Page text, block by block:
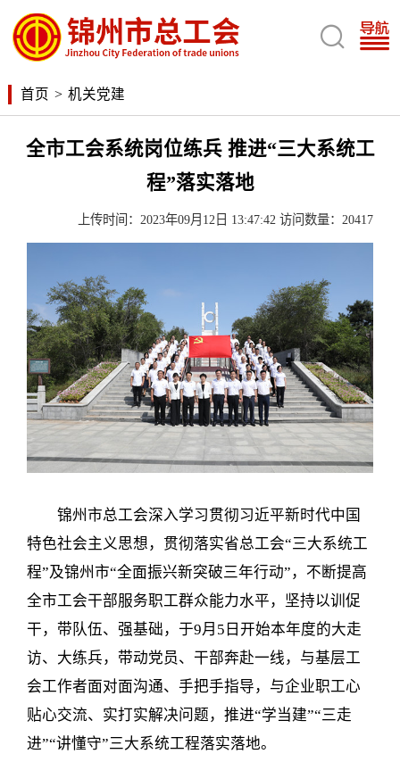

首页 > 机关党建
全市工会系统岗位练兵 推进“三大系统工
程”落实落地
上传时间：2023年09月12日 13:47:42 访问数量：20417
锦州市总工会深入学习贯彻习近平新时代中国
特色社会主义思想，贯彻落实省总工会“三大系统工
程”及锦州市“全面振兴新突破三年行动”，不断提高
全市工会干部服务职工群众能力水平，坚持以训促
干，带队伍、强基础，于9月5日开始本年度的大走
访、大练兵，带动党员、干部奔赴一线，与基层工
会工作者面对面沟通、手把手指导，与企业职工心
贴心交流、实打实解决问题，推进“学当建”“三走
进”“讲懂守”三大系统工程落实落地。